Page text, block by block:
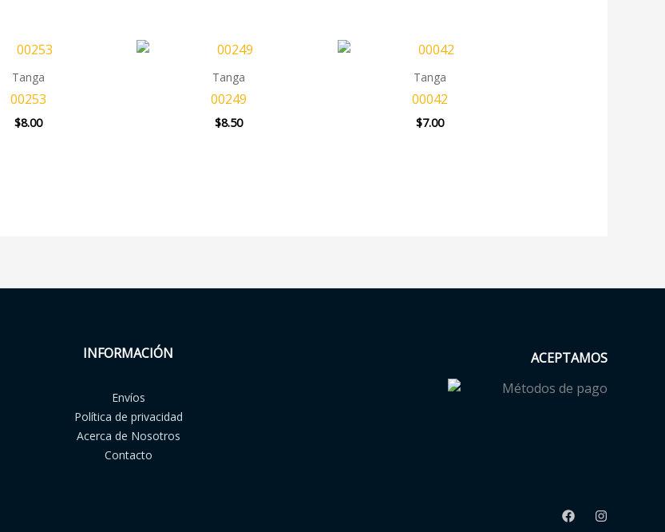
Tanga
00253
$8.00
Tanga
00249
$8.50
Tanga
00042
$7.00
INFORMACIÓN
Envíos
Política de privacidad
Acerca de Nosotros
Contacto
ACEPTAMOS